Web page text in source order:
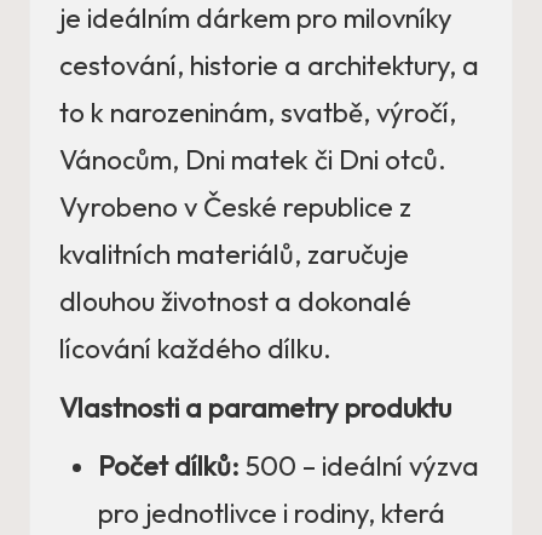
je ideálním dárkem pro milovníky
cestování, historie a architektury, a
to k narozeninám, svatbě, výročí,
Vánocům, Dni matek či Dni otců.
Vyrobeno v České republice z
kvalitních materiálů, zaručuje
dlouhou životnost a dokonalé
lícování každého dílku.
Vlastnosti a parametry produktu
Počet dílků: 500 – ideální výzva
pro jednotlivce i rodiny, která